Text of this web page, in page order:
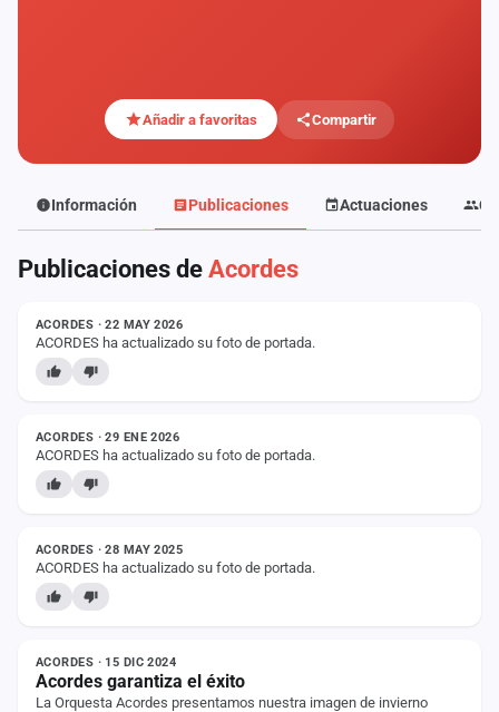
Añadir a favoritas Compartir
Información Publicaciones Actuaciones
Publicaciones de Acordes
ESTADO
ACORDES · 22 MAY 2026
ACORDES ha actualizado su foto de portada.
ACORDES · 29 ENE 2026
ACORDES ha actualizado su foto de portada.
ACORDES · 28 MAY 2025
ACORDES ha actualizado su foto de portada.
ACORDES · 15 DIC 2024
Acordes garantiza el éxito
La Orquesta Acordes presentamos nuestra imagen de invierno
Componentes
Fichajes
Agencias
Rankings
Vídeos
Anuncios
Iniciar
sesión
Crear
Administración
Contacto